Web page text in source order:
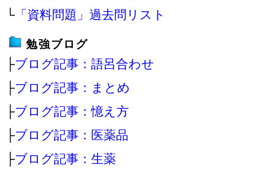
└ 「資料問題」過去問リスト
勉強ブログ
├ブログ記事：語呂合わせ
├ブログ記事：まとめ
├ブログ記事：憶え方
├ブログ記事：医薬品
├ブログ記事：生薬